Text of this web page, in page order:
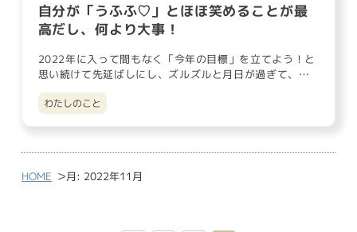
自分が「うふふ♡」とほほ笑めることが最
高だし、何より大事！
2022年に入って間もなく「今年の目標」を立てよう！と
思い続けて先延ばしにし、ズルズルと月日が過ぎて、気
が付いたら今年も…
わたしのこと
HOME >月: 2022年11月